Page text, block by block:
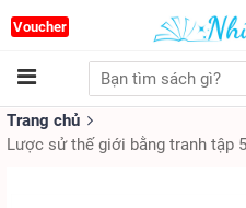
Voucher
Trang chủ
Lược sử thế giới bằng tranh tập